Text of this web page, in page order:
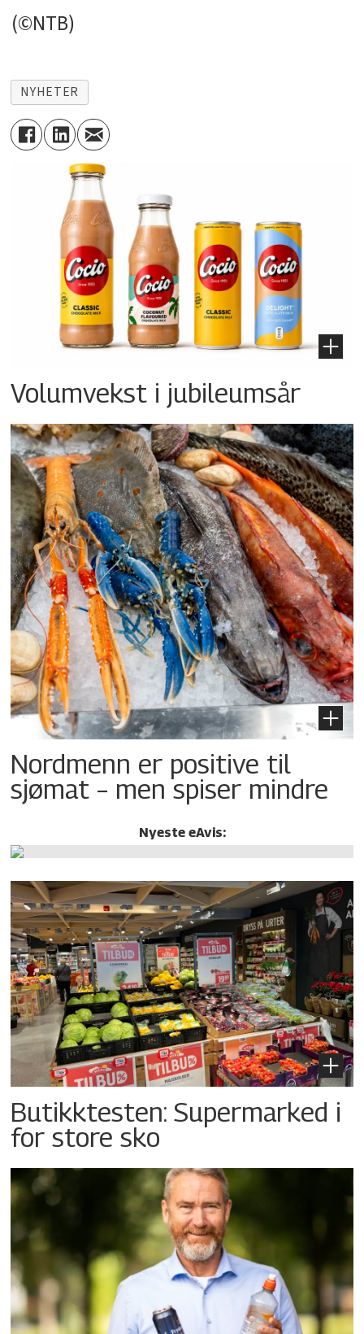
(©NTB)
NYHETER
Volumvekst i jubileumsår
Nordmenn er positive til
sjømat – men spiser mindre
Nyeste eAvis:
Butikktesten: Supermarked i
for store sko